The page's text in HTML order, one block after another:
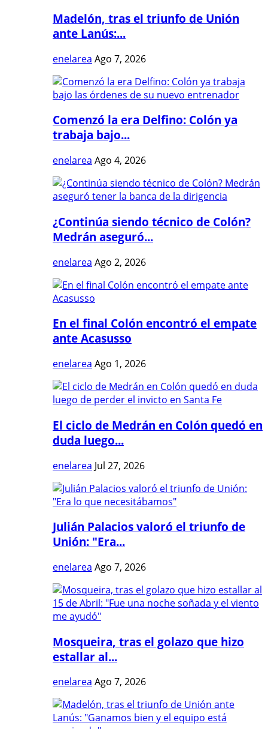
Madelón, tras el triunfo de Unión
ante Lanús:...
enelarea Ago 7, 2026
Comenzó la era Delfino: Colón ya
trabaja bajo...
enelarea Ago 4, 2026
¿Continúa siendo técnico de Colón?
Medrán aseguró...
enelarea Ago 2, 2026
En el final Colón encontró el empate
ante Acasusso
enelarea Ago 1, 2026
El ciclo de Medrán en Colón quedó en
duda luego...
enelarea Jul 27, 2026
Julián Palacios valoró el triunfo de
Unión: "Era...
enelarea Ago 7, 2026
Mosqueira, tras el golazo que hizo
estallar al...
enelarea Ago 7, 2026